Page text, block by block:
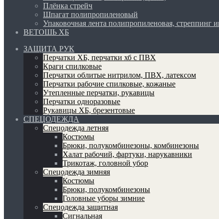
Плёнка стрейч
Шпагат полипропиленовый
Упаковочная лента полипропиленовая, стреппинг
ВЕТОШЬ ХБ
ЗАЩИТА РУК
Перчатки ХБ, перчатки хб с ПВХ
Краги спилковые
Перчатки облитые нитрилом, ПВХ, латексом
Перчатки рабочие спилковые, кожаные
Утепленные перчатки, рукавицы
Перчатки одноразовые
Рукавицы ХБ, брезентовые
СПЕЦОДЕЖДА
Спецодежда летняя
Костюмы
Брюки, полукомбинезоны, комбинезоны
Халат рабочий, фартуки, нарукавники
Трикотаж, головной убор
Спецодежда зимняя
Костюмы
Брюки, полукомбинезоны
Головные уборы зимние
Спецодежда защитная
Сигнальная